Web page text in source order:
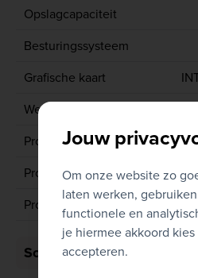
Opslagcapaciteit
Besturingssysteem
Grafische kaart
Webcam
Processor type
Processor generatie
Processor
Scherm
Jouw
Om onze website zo
laten werken,
functionele en
je hiermee akkoord
accepteren.